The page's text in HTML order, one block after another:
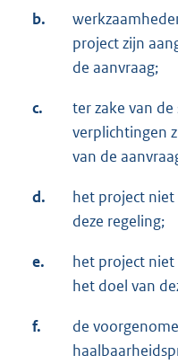
b.
project zijn
de aanvraag;
c.
ter zake van
verplichtingen
van de
d.
het project
deze regeling;
e.
het project
het doel van
f.
de